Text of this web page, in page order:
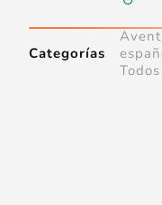
Categorías